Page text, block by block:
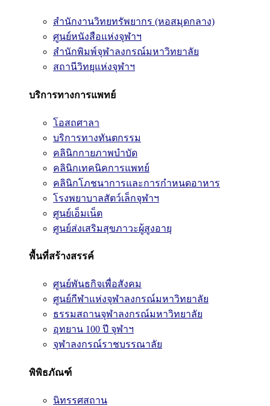
สำนักงานวิทยทรัพยากร (หอสมุดกลาง)
ศูนย์หนังสือแห่งจุฬาฯ
สำนักพิมพ์จุฬาลงกรณ์มหาวิทยาลัย
สถานีวิทยุแห่งจุฬาฯ
บริการทางการแพทย์
โอสถศาลา
บริการทางทันตกรรม
คลินิกกายภาพบำบัด
คลินิกเทคนิคการแพทย์
คลินิกโภชนาการและการกำหนดอาหาร
โรงพยาบาลสัตว์เล็กจุฬาฯ
ศูนย์เอ็มเน็ต
ศูนย์ส่งเสริมสุขภาวะผู้สูงอายุ
พื้นที่สร้างสรรค์
ศูนย์พันธกิจเพื่อสังคม
ศูนย์กีฬาแห่งจุฬาลงกรณ์มหาวิทยาลัย
ธรรมสถานจุฬาลงกรณ์มหาวิทยาลัย
อุทยาน 100 ปี จุฬาฯ
จุฬาลงกรณ์ราชบรรณาลัย
พิพิธภัณฑ์
นิทรรศสถาน